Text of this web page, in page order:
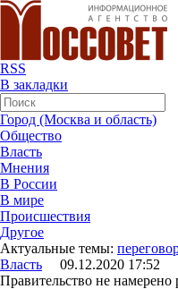
RSS
В закладки
Город (Москва и область)
Общество
Власть
Мнения
В России
В мире
Происшествия
Другое
Актуальные темы:
Власть 09.12.2020 17:52
Правительство не намерено